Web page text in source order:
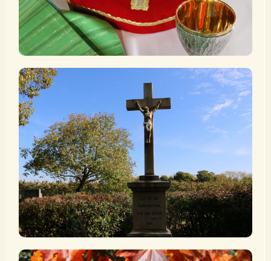
Begräbnis
„Wer an mich glaubt, wird leben, auch wenn er stirbt.“
(Joh 11,25)
Mehr erfahren